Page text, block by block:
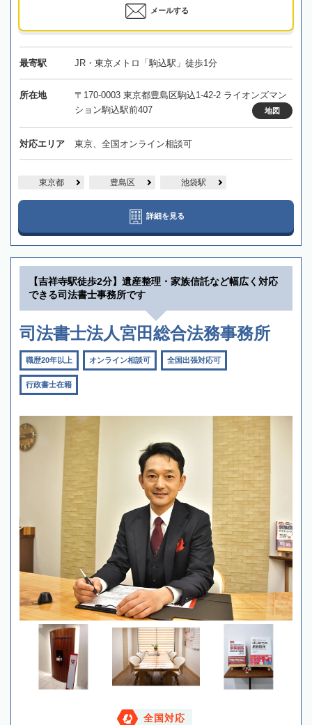
メールする
最寄駅 JR・東京メトロ「駒込駅」徒歩1分
所在地
〒170-0003 東京都豊島区駒込1-42-2 ライオンズマン
ション駒込駅前407
地図
対応エリア 東京、全国オンライン相談可
東京都 豊島区 池袋駅
詳細を見る
【吉祥寺駅徒歩2分】遺産整理・家族信託など幅広く対応
できる司法書士事務所です
司法書士法人宮田総合法務事務所
職歴20年以上 オンライン相談可 全国出張対応可
行政書士在籍
全国対応